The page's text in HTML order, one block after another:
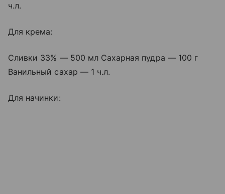
ч.л.
Для крема:
Сливки 33% — 500 мл Сахарная пудра — 100 г
Ванильный сахар — 1 ч.л.
Для начинки: